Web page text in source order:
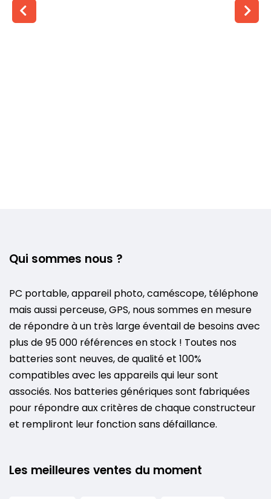
Qui sommes nous ?
PC portable, appareil photo, caméscope, téléphone
mais aussi perceuse, GPS, nous sommes en mesure
de répondre à un très large éventail de besoins avec
plus de 95 000 références en stock ! Toutes nos
batteries sont neuves, de qualité et 100%
compatibles avec les appareils qui leur sont
associés. Nos batteries génériques sont fabriquées
pour répondre aux critères de chaque constructeur
et rempliront leur fonction sans défaillance.
Les meilleures ventes du moment